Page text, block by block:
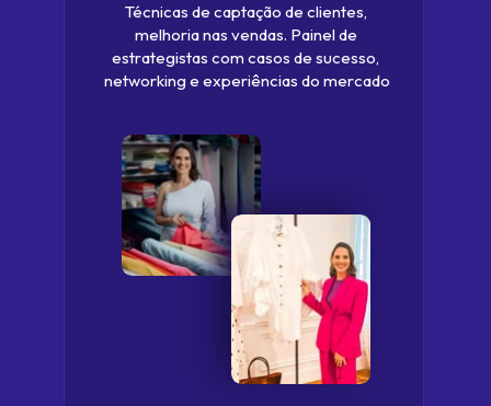
Técnicas de captação de clientes,
melhoria nas vendas. Painel de
estrategistas com casos de sucesso,
networking e experiências do mercado